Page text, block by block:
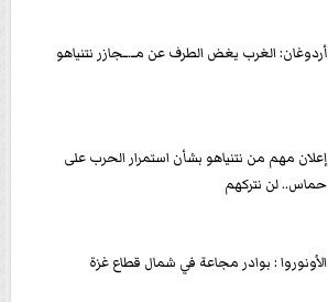
أردوغان: الغرب يغض الطرف عن مــ.ــجازر نتنياهو
إعلان مهم من نتنياهو بشأن استمرار الحرب على
حماس.. لن نتركهم
الأونوروا : بوادر مجاعة في شمال قطاع غزة